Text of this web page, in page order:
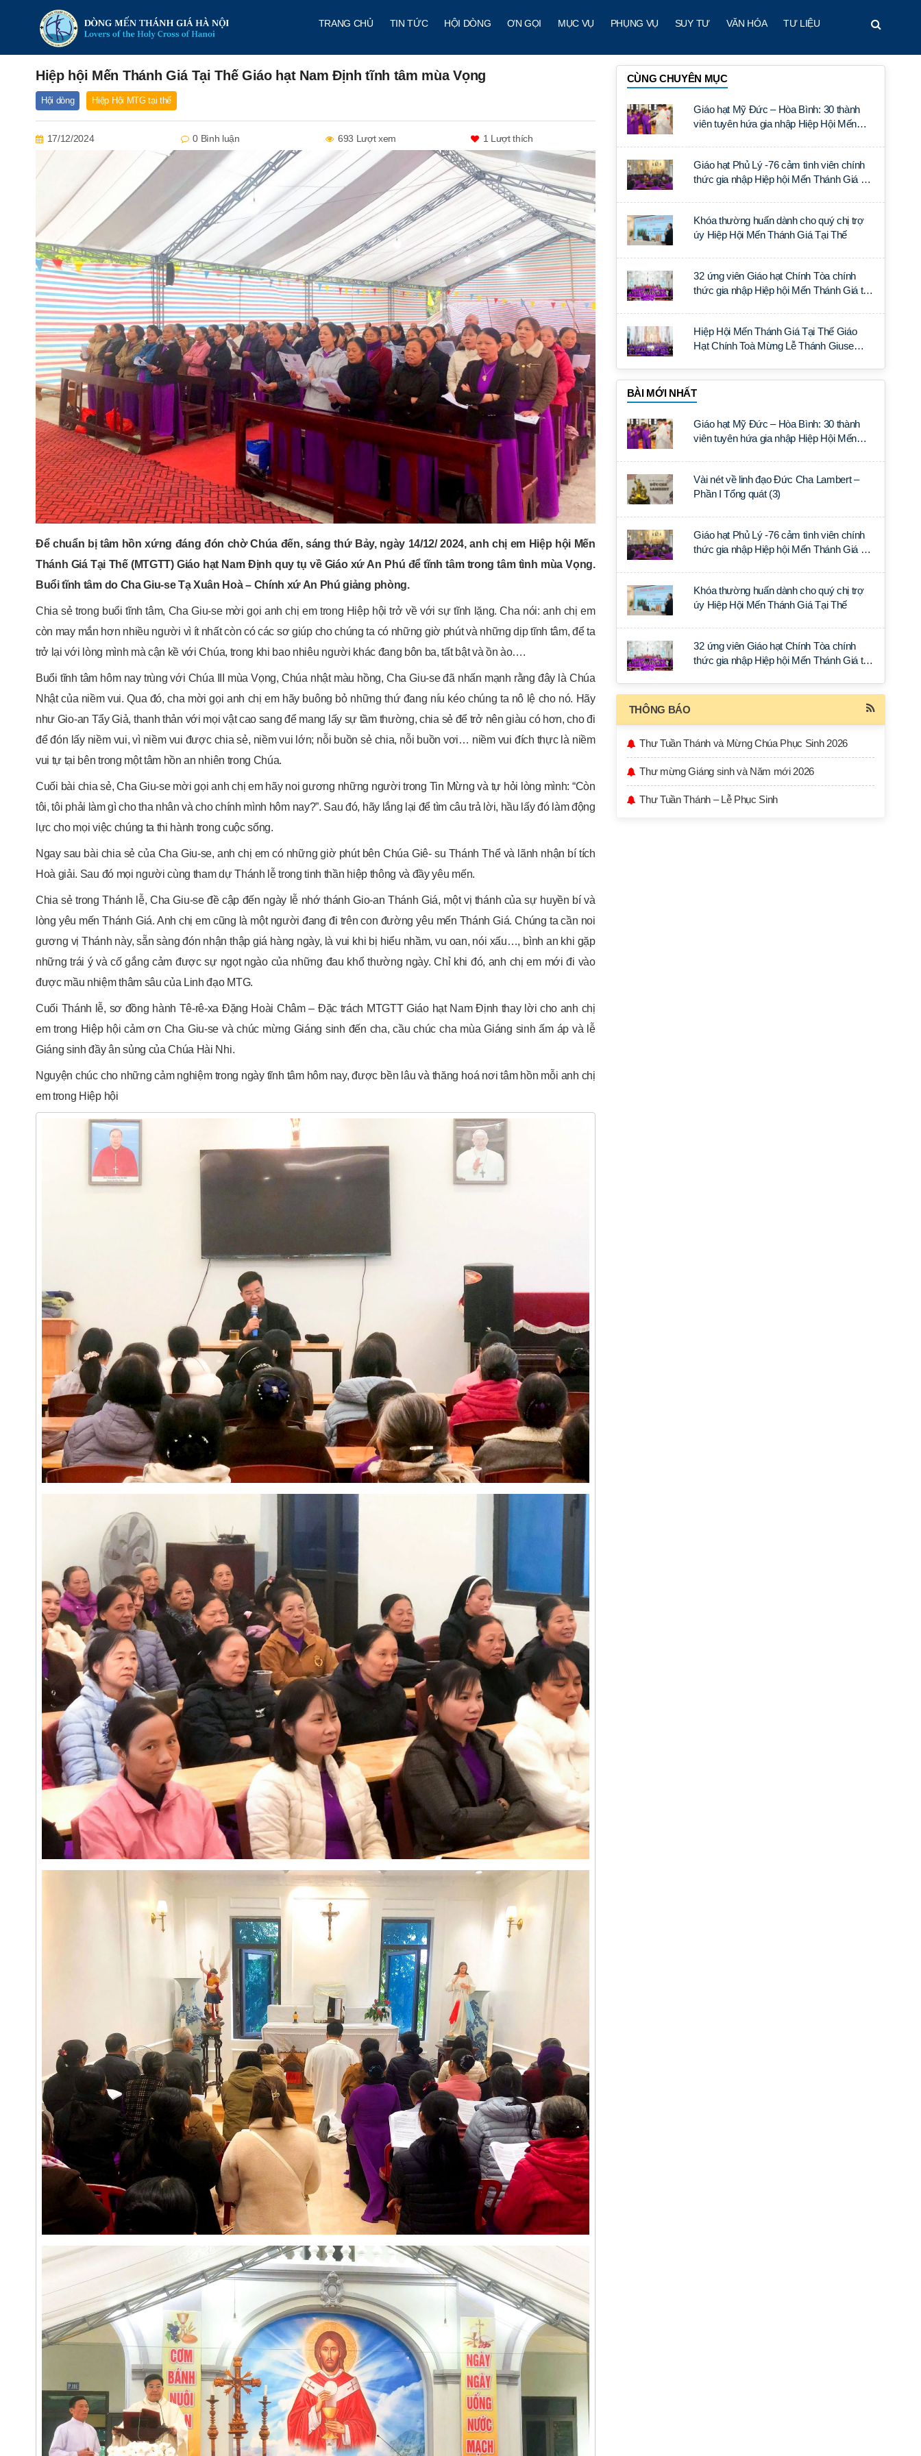
TRANG CHỦ TIN TỨC HỘI DÒNG ƠN GỌI MỤC VỤ PHỤNG VỤ SUY TƯ VĂN HÓA TƯ LIỆU
Hiệp hội Mến Thánh Giá Tại Thế Giáo hạt Nam Định tĩnh tâm mùa Vọng
Hội dòng Hiệp Hội MTG tại thế
17/12/2024 0 Bình luận 693 Lượt xem 1 Lượt thích
Để chuẩn bị tâm hồn xứng đáng đón chờ Chúa đến, sáng thứ Bảy, ngày 14/12/ 2024, anh chị em Hiệp hội Mến
Thánh Giá Tại Thế (MTGTT) Giáo hạt Nam Định quy tụ về Giáo xứ An Phú để tĩnh tâm trong tâm tình mùa Vọng.
Buổi tĩnh tâm do Cha Giu-se Tạ Xuân Hoà – Chính xứ An Phú giảng phòng.
Chia sẻ trong buổi tĩnh tâm, Cha Giu-se mời gọi anh chị em trong Hiệp hội trở về với sự tĩnh lặng. Cha nói: anh chị em
còn may mắn hơn nhiều người vì ít nhất còn có các sơ giúp cho chúng ta có những giờ phút và những dịp tĩnh tâm, để ta
trở lại với lòng mình mà cận kề với Chúa, trong khi bao nhiêu người khác đang bôn ba, tất bật và ồn ào….
Buổi tĩnh tâm hôm nay trùng với Chúa III mùa Vọng, Chúa nhật màu hồng, Cha Giu-se đã nhấn mạnh rằng đây là Chúa
Nhật của niềm vui. Qua đó, cha mời gọi anh chị em hãy buông bỏ những thứ đang níu kéo chúng ta nô lệ cho nó. Hãy
như Gio-an Tẩy Giả, thanh thản với mọi vật cao sang để mang lấy sự tầm thường, chia sẻ để trở nên giàu có hơn, cho đi
để đón lấy niềm vui, vì niềm vui được chia sẻ, niềm vui lớn; nỗi buồn sẻ chia, nỗi buồn vơi… niềm vui đích thực là niềm
vui tự tại bên trong một tâm hồn an nhiên trong Chúa.
Cuối bài chia sẻ, Cha Giu-se mời gọi anh chị em hãy noi gương những người trong Tin Mừng và tự hỏi lòng mình: “Còn
tôi, tôi phải làm gì cho tha nhân và cho chính mình hôm nay?”. Sau đó, hãy lắng lại để tìm câu trả lời, hầu lấy đó làm động
lực cho mọi việc chúng ta thi hành trong cuộc sống.
Ngay sau bài chia sẻ của Cha Giu-se, anh chị em có những giờ phút bên Chúa Giê- su Thánh Thể và lãnh nhận bí tích
Hoà giải. Sau đó mọi người cùng tham dự Thánh lễ trong tinh thần hiệp thông và đầy yêu mến.
Chia sẻ trong Thánh lễ, Cha Giu-se đề cập đến ngày lễ nhớ thánh Gio-an Thánh Giá, một vị thánh của sự huyền bí và
lòng yêu mến Thánh Giá. Anh chị em cũng là một người đang đi trên con đường yêu mến Thánh Giá. Chúng ta cần noi
gương vị Thánh này, sẵn sàng đón nhận thập giá hàng ngày, là vui khi bị hiểu nhầm, vu oan, nói xấu…, bình an khi gặp
những trái ý và cố gắng cảm được sự ngọt ngào của những đau khổ thường ngày. Chỉ khi đó, anh chị em mới đi vào
được mầu nhiệm thâm sâu của Linh đạo MTG.
Cuối Thánh lễ, sơ đồng hành Tê-rê-xa Đặng Hoài Châm – Đặc trách MTGTT Giáo hạt Nam Định thay lời cho anh chị
em trong Hiệp hội cảm ơn Cha Giu-se và chúc mừng Giáng sinh đến cha, cầu chúc cha mùa Giáng sinh ấm áp và lễ
Giáng sinh đầy ân sủng của Chúa Hài Nhi.
Nguyện chúc cho những cảm nghiệm trong ngày tĩnh tâm hôm nay, được bền lâu và thăng hoá nơi tâm hồn mỗi anh chị
em trong Hiệp hội
CÙNG CHUYÊN MỤC
Giáo hạt Mỹ Đức – Hòa Bình: 30 thành
viên tuyên hứa gia nhập Hiệp Hội Mến
Giáo hạt Phủ Lý -76 cảm tình viên chính
thức gia nhập Hiệp hội Mến Thánh Giá Tại
Khóa thường huấn dành cho quý chị trợ
úy Hiệp Hội Mến Thánh Giá Tại Thế
32 ứng viên Giáo hạt Chính Tòa chính
thức gia nhập Hiệp hội Mến Thánh Giá tại
Hiệp Hội Mến Thánh Giá Tại Thế Giáo
Hạt Chính Toà Mừng Lễ Thánh Giuse
BÀI MỚI NHẤT
Giáo hạt Mỹ Đức – Hòa Bình: 30 thành
viên tuyên hứa gia nhập Hiệp Hội Mến
Vài nét về linh đạo Đức Cha Lambert –
Phần I Tổng quát (3)
Giáo hạt Phủ Lý -76 cảm tình viên chính
thức gia nhập Hiệp hội Mến Thánh Giá Tại
Khóa thường huấn dành cho quý chị trợ
úy Hiệp Hội Mến Thánh Giá Tại Thế
32 ứng viên Giáo hạt Chính Tòa chính
thức gia nhập Hiệp hội Mến Thánh Giá tại
THÔNG BÁO
Thư Tuần Thánh và Mừng Chúa Phục Sinh 2026
Thư mừng Giáng sinh và Năm mới 2026
Thư Tuần Thánh – Lễ Phục Sinh